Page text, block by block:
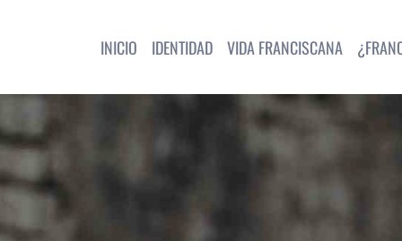
INICIO IDENTIDAD VIDA FRANCISCANA